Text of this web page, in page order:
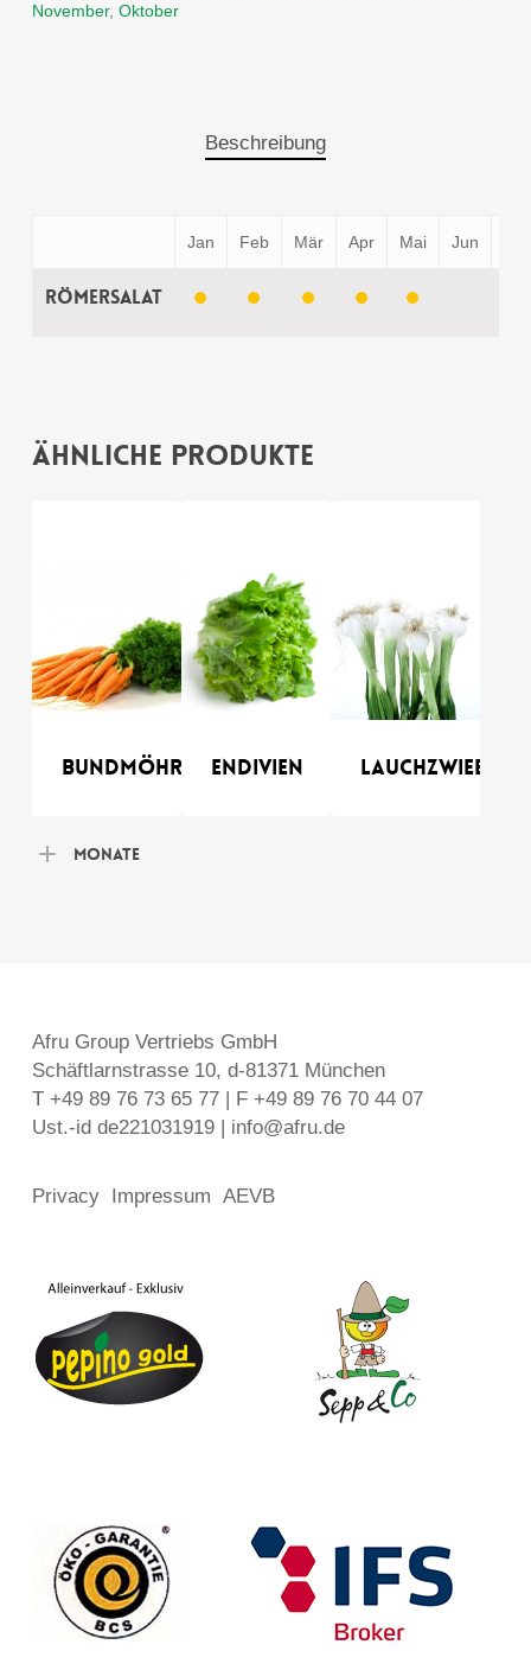
November, Oktober
Beschreibung
Jan Feb Mär Apr Mai Jun
Römersalat
Ähnliche Produkte
Bundmöhren Endivien Lauchzwiebel
Monate
Afru Group Vertriebs GmbH
Schäftlarnstrasse 10, d-81371 München
T +49 89 76 73 65 77 | F +49 89 76 70 44 07
Ust.-id de221031919 | info@afru.de
Privacy Impressum AEVB